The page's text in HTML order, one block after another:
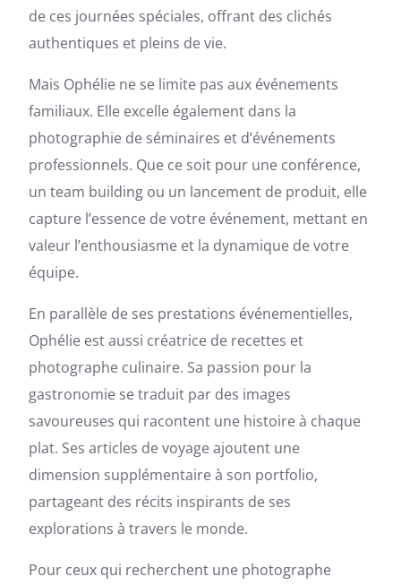
de ces journées spéciales, offrant des clichés
authentiques et pleins de vie.
Mais Ophélie ne se limite pas aux événements
familiaux. Elle excelle également dans la
photographie de séminaires et d’événements
professionnels. Que ce soit pour une conférence,
un team building ou un lancement de produit, elle
capture l’essence de votre événement, mettant en
valeur l’enthousiasme et la dynamique de votre
équipe.
En parallèle de ses prestations événementielles,
Ophélie est aussi créatrice de recettes et
photographe culinaire. Sa passion pour la
gastronomie se traduit par des images
savoureuses qui racontent une histoire à chaque
plat. Ses articles de voyage ajoutent une
dimension supplémentaire à son portfolio,
partageant des récits inspirants de ses
explorations à travers le monde.
Pour ceux qui recherchent une photographe